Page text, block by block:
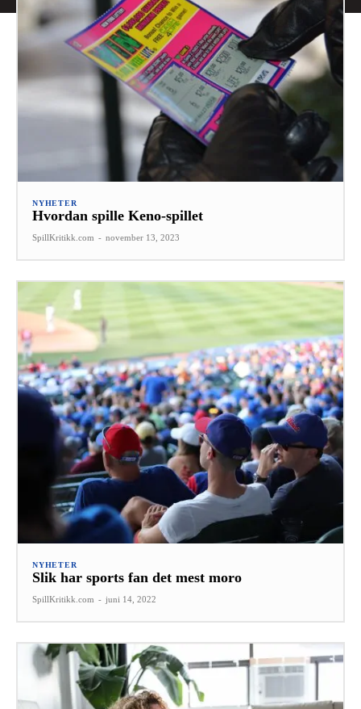
NYHETER
Hvordan spille Keno-spillet
SpillKritikk.com - november 13, 2023
NYHETER
Slik har sports fan det mest moro
SpillKritikk.com - juni 14, 2022